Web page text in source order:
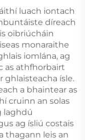
luach iontach
díreach
oibriúcháin
monaraithe
iomlána, ag
as athfhorbairt
ghlaisteacha ísle.
a bhaintear as
cruinn an solas
laghdú
ag ísliú costais
thagann leis an